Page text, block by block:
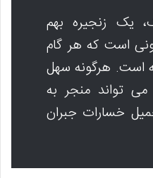
یک زنجیره بهم
است که هر گام
است. هرگونه سهل
می تواند منجر به
خسارات جبران